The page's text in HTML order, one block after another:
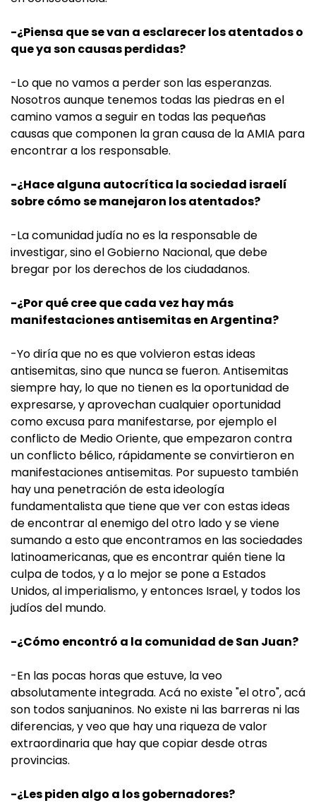
-¿Piensa que se van a esclarecer los atentados o
que ya son causas perdidas?
-Lo que no vamos a perder son las esperanzas.
Nosotros aunque tenemos todas las piedras en el
camino vamos a seguir en todas las pequeñas
causas que componen la gran causa de la AMIA para
encontrar a los responsable.
-¿Hace alguna autocrítica la sociedad israelí
sobre cómo se manejaron los atentados?
-La comunidad judía no es la responsable de
investigar, sino el Gobierno Nacional, que debe
bregar por los derechos de los ciudadanos.
-¿Por qué cree que cada vez hay más
manifestaciones antisemitas en Argentina?
-Yo diría que no es que volvieron estas ideas
antisemitas, sino que nunca se fueron. Antisemitas
siempre hay, lo que no tienen es la oportunidad de
expresarse, y aprovechan cualquier oportunidad
como excusa para manifestarse, por ejemplo el
conflicto de Medio Oriente, que empezaron contra
un conflicto bélico, rápidamente se convirtieron en
manifestaciones antisemitas. Por supuesto también
hay una penetración de esta ideología
fundamentalista que tiene que ver con estas ideas
de encontrar al enemigo del otro lado y se viene
sumando a esto que encontramos en las sociedades
latinoamericanas, que es encontrar quién tiene la
culpa de todos, y a lo mejor se pone a Estados
Unidos, al imperialismo, y entonces Israel, y todos los
judíos del mundo.
-¿Cómo encontró a la comunidad de San Juan?
-En las pocas horas que estuve, la veo
absolutamente integrada. Acá no existe "el otro", acá
son todos sanjuaninos. No existe ni las barreras ni las
diferencias, y veo que hay una riqueza de valor
extraordinaria que hay que copiar desde otras
provincias.
-¿Les piden algo a los gobernadores?